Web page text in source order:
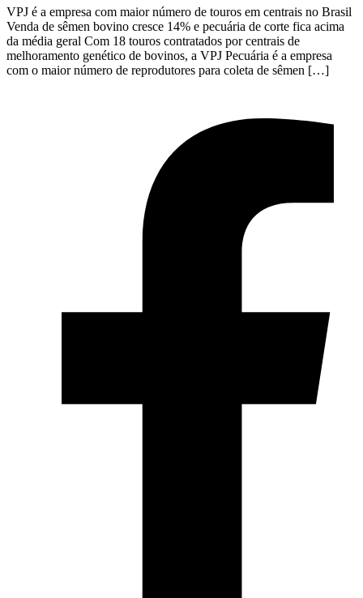
VPJ é a empresa com maior número de touros em centrais no Brasil
Venda de sêmen bovino cresce 14% e pecuária de corte fica acima
da média geral Com 18 touros contratados por centrais de
melhoramento genético de bovinos, a VPJ Pecuária é a empresa
com o maior número de reprodutores para coleta de sêmen […]